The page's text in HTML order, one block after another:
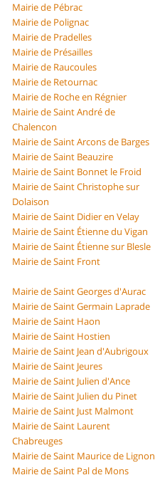
Mairie de Pébrac
Mairie de Polignac
Mairie de Pradelles
Mairie de Présailles
Mairie de Raucoules
Mairie de Retournac
Mairie de Roche en Régnier
Mairie de Saint André de
Chalencon
Mairie de Saint Arcons de Barges
Mairie de Saint Beauzire
Mairie de Saint Bonnet le Froid
Mairie de Saint Christophe sur
Dolaison
Mairie de Saint Didier en Velay
Mairie de Saint Étienne du Vigan
Mairie de Saint Étienne sur Blesle
Mairie de Saint Front
Mairie de Saint Georges d'Aurac
Mairie de Saint Germain Laprade
Mairie de Saint Haon
Mairie de Saint Hostien
Mairie de Saint Jean d'Aubrigoux
Mairie de Saint Jeures
Mairie de Saint Julien d'Ance
Mairie de Saint Julien du Pinet
Mairie de Saint Just Malmont
Mairie de Saint Laurent
Chabreuges
Mairie de Saint Maurice de Lignon
Mairie de Saint Pal de Mons